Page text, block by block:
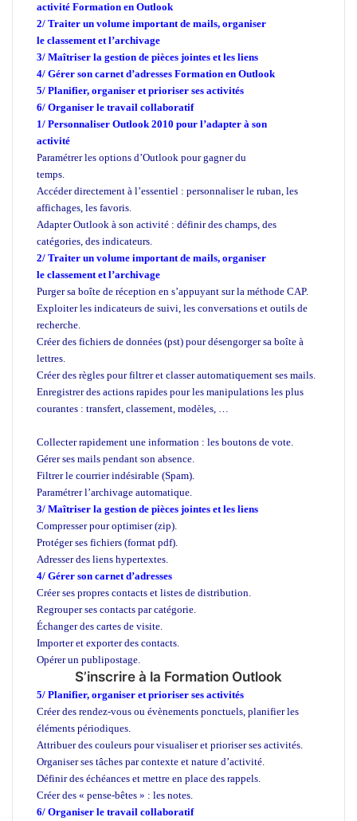
activité Formation en Outlook
2/ Traiter un volume important de mails, organiser
le classement et l’archivage
3/ Maîtriser la gestion de pièces jointes et les liens
4/ Gérer son carnet d’adresses Formation en Outlook
5/ Planifier, organiser et prioriser ses activités
6/ Organiser le travail collaboratif
1/ Personnaliser Outlook 2010 pour l’adapter à son
activité
Paramétrer les options d’Outlook pour gagner du
temps.
Accéder directement à l’essentiel : personnaliser le ruban, les
affichages, les favoris.
Adapter Outlook à son activité : définir des champs, des
catégories, des indicateurs.
2/ Traiter un volume important de mails, organiser
le classement et l’archivage
Purger sa boîte de réception en s’appuyant sur la méthode CAP.
Exploiter les indicateurs de suivi, les conversations et outils de
recherche.
Créer des fichiers de données (pst) pour désengorger sa boîte à
lettres.
Créer des règles pour filtrer et classer automatiquement ses mails.
Enregistrer des actions rapides pour les manipulations les plus
courantes : transfert, classement, modèles, …
Collecter rapidement une information : les boutons de vote.
Gérer ses mails pendant son absence.
Filtrer le courrier indésirable (Spam).
Paramétrer l’archivage automatique.
3/ Maîtriser la gestion de pièces jointes et les liens
Compresser pour optimiser (zip).
Protéger ses fichiers (format pdf).
Adresser des liens hypertextes.
4/ Gérer son carnet d’adresses
Créer ses propres contacts et listes de distribution.
Regrouper ses contacts par catégorie.
Échanger des cartes de visite.
Importer et exporter des contacts.
Opérer un publipostage.
S’inscrire à la Formation Outlook
5/ Planifier, organiser et prioriser ses activités
Créer des rendez-vous ou évènements ponctuels, planifier les
éléments périodiques.
Attribuer des couleurs pour visualiser et prioriser ses activités.
Organiser ses tâches par contexte et nature d’activité.
Définir des échéances et mettre en place des rappels.
Créer des « pense-bêtes » : les notes.
6/ Organiser le travail collaboratif